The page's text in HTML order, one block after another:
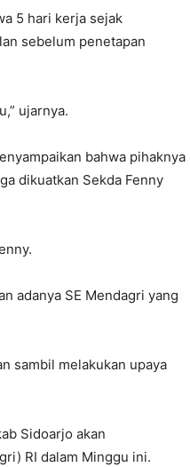
5 hari kerja sejak
sebelum penetapan
ujarnya.
bahwa pihaknya
dikuatkan Sekda Fenny
adanya SE Mendagri yang
sambil melakukan upaya
Sidoarjo akan
RI dalam Minggu ini.